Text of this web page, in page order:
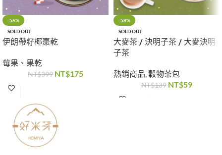
-56%
SOLD OUT
伊朗帶籽椰棗乾
莓果、果乾
NT$399 NT$175
-58%
SOLD OUT
大麥茶 / 決明子茶 / 大麥決明
子茶
熱銷商品,穀物茶包
NT$139 NT$59